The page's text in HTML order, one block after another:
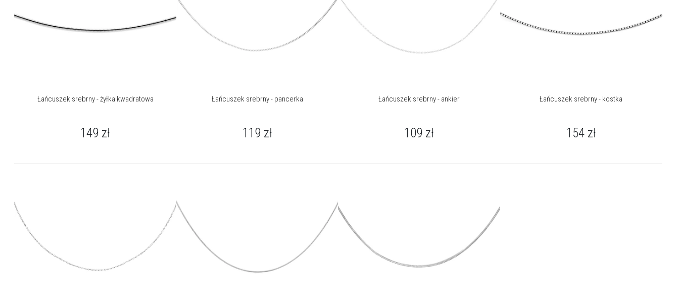
Łańcuszek srebrny - żyłka kwadratowa
149 zł
Łańcuszek srebrny - pancerka
119 zł
Łańcuszek srebrny - ankier
109 zł
Łańcuszek srebrny - kostka
154 zł